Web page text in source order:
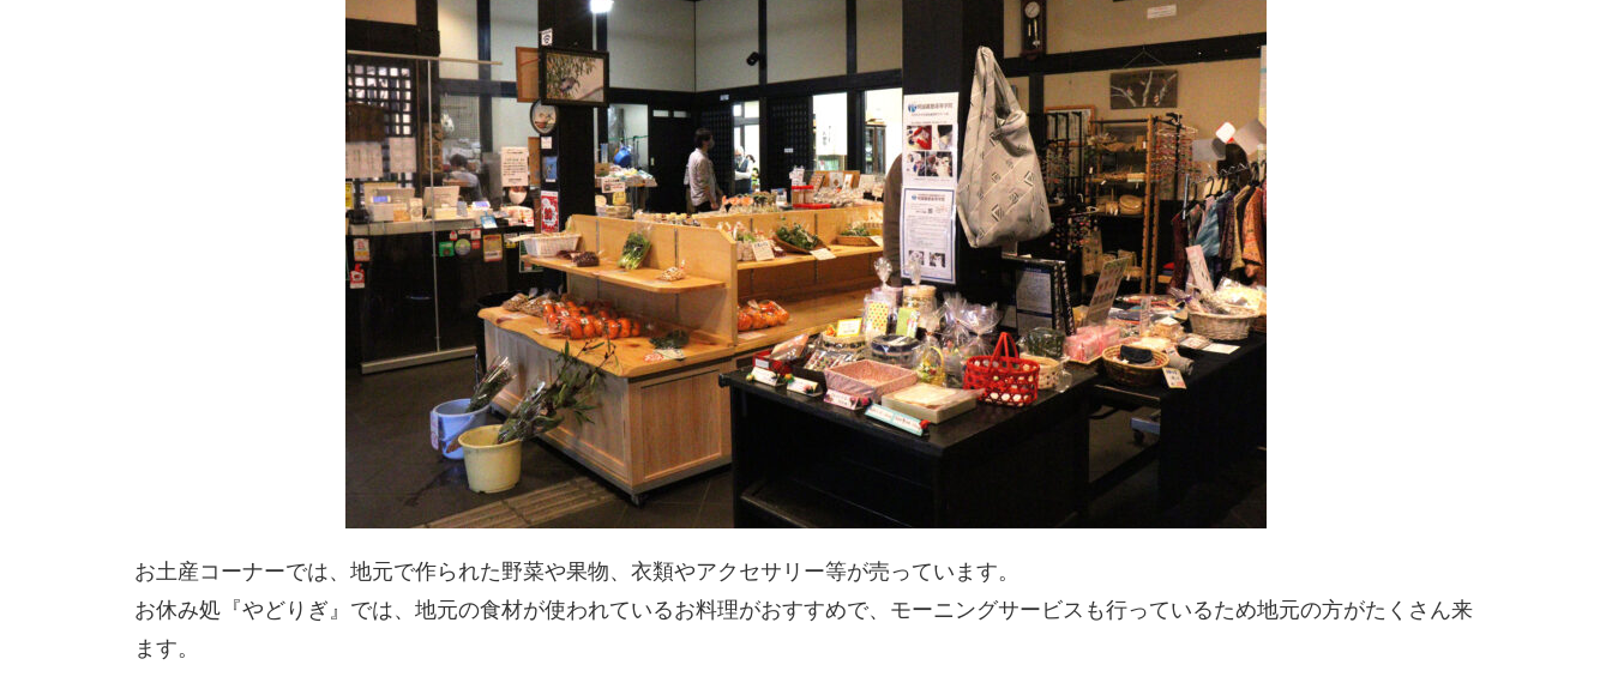
お土産コーナーでは、地元で作られた野菜や果物、衣類やアクセサリー等が売っています。
お休み処『やどりぎ』では、地元の食材が使われているお料理がおすすめで、モーニングサービスも行っているため地元の方がたくさん来
ます。